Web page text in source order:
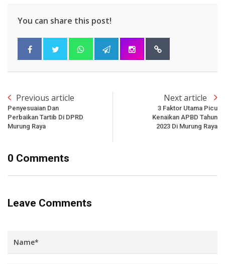
You can share this post!
Previous article
Penyesuaian Dan
Perbaikan Tartib Di DPRD
Murung Raya
Next article
3 Faktor Utama Picu
Kenaikan APBD Tahun
2023 Di Murung Raya
0 Comments
Leave Comments